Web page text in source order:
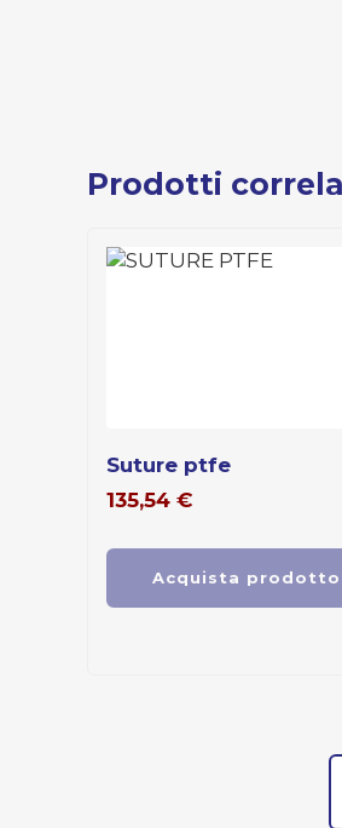
Prodotti
suture ptfe
135,54 €
Acquista prodotto